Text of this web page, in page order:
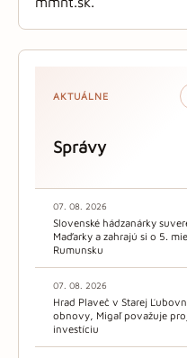
AKTUÁLNE
Správy
07. 08. 2026
Slovenské hádzanárky
Maďarky a zahrajú si o 5.
Rumunsku
07. 08. 2026
Hrad Plaveč v Starej
obnovy, Migaľ považuje
investíciu